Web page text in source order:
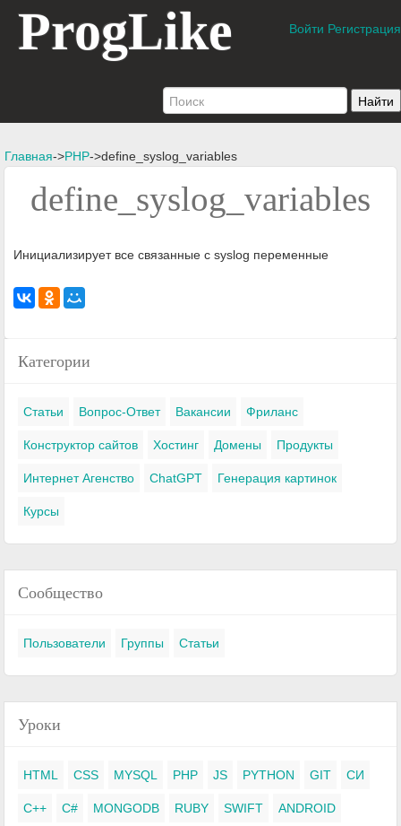
ProgLike Войти Регистрация
Главная->PHP->define_syslog_variables
define_syslog_variables
Инициализирует все связанные с syslog переменные
Категории
Статьи Вопрос-Ответ Вакансии Фриланс
Конструктор сайтов Хостинг Домены Продукты
Интернет Агенство ChatGPT Генерация картинок
Курсы
Сообщество
Пользователи Группы Статьи
Уроки
HTML CSS MYSQL PHP JS PYTHON GIT СИ
C++ C# MONGODB RUBY SWIFT ANDROID